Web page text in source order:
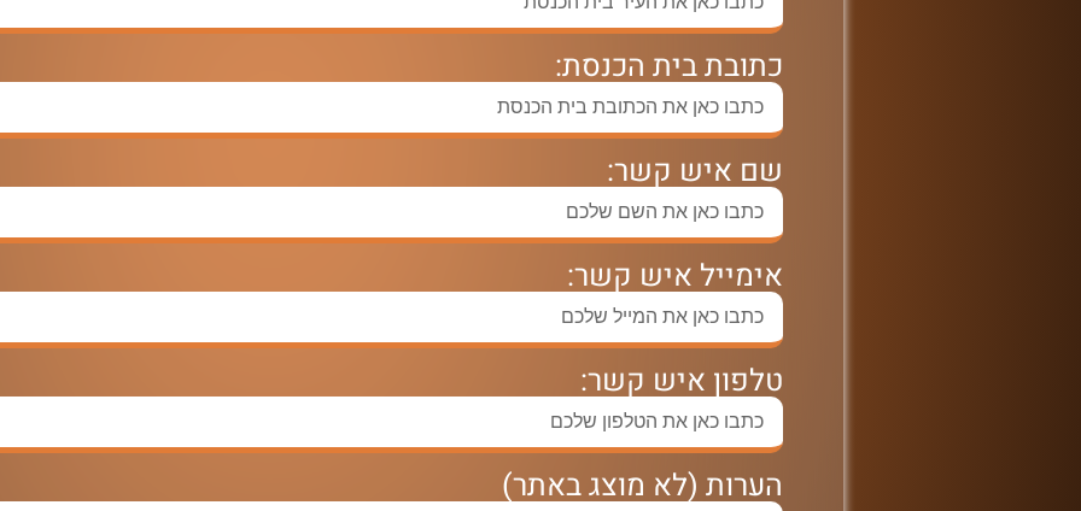
כתובת בית הכנסת:
שם איש קשר:
אימייל איש קשר:
טלפון איש קשר:
הערות (לא מוצג באתר)